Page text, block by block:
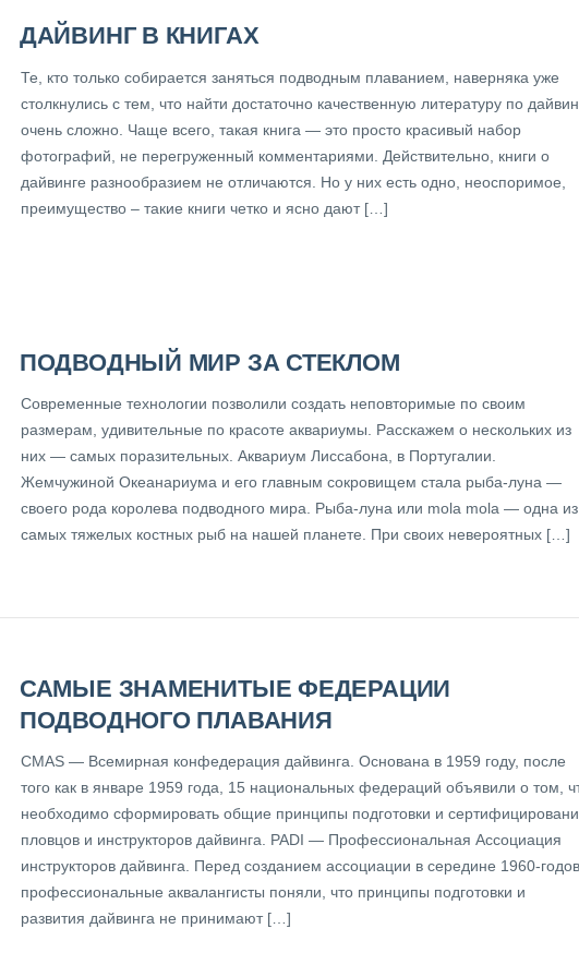
ДАЙВИНГ В КНИГАХ
Те, кто только собирается заняться подводным плаванием, наверняка уже
столкнулись с тем, что найти достаточно качественную литературу по
очень сложно. Чаще всего, такая книга — это просто красивый набор
фотографий, не перегруженный комментариями. Действительно, книги о
дайвинге разнообразием не отличаются. Но у них есть одно, неоспоримое,
преимущество – такие книги четко и ясно дают […]
ПОДВОДНЫЙ МИР ЗА СТЕКЛОМ
Современные технологии позволили создать неповторимые по своим
размерам, удивительные по красоте аквариумы. Расскажем о нескольких из
них — самых поразительных. Аквариум Лиссабона, в Португалии.
Жемчужиной Океанариума и его главным сокровищем стала рыба-луна —
своего рода королева подводного мира. Рыба-луна или mola mola — одна из
самых тяжелых костных рыб на нашей планете. При своих невероятных […]
САМЫЕ ЗНАМЕНИТЫЕ ФЕДЕРАЦИИ
ПОДВОДНОГО ПЛАВАНИЯ
CMAS — Всемирная конфедерация дайвинга. Основана в 1959 году, после
того как в январе 1959 года, 15 национальных федераций объявили о том,
необходимо сформировать общие принципы подготовки и
пловцов и инструкторов дайвинга. PADI — Профессиональная Ассоциация
инструкторов дайвинга. Перед созданием ассоциации в середине 1960-годов
профессиональные аквалангисты поняли, что принципы подготовки и
развития дайвинга не принимают […]